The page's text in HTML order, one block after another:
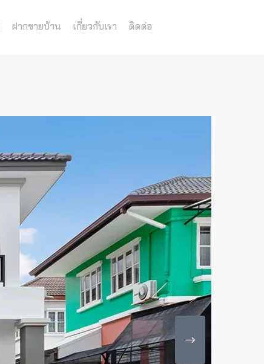
ฝากขายบ้าน เกี่ยวกับเรา ติดต่อ